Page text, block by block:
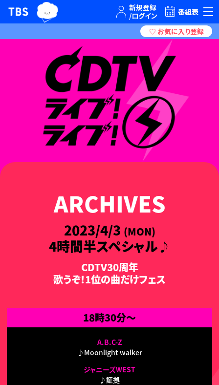
TBSテレビ｜ときめくときを。
TBSグループキャラクター『ワクティ』
番組表
ARCHIVES
2023/4/3 (MON)
4時間半スペシャル♪
CDTV30周年
歌うぞ！1位の曲だけフェス
18時30分～
A.B.C-Z
♪Moonlight walker
ジャニーズWEST
♪証拠